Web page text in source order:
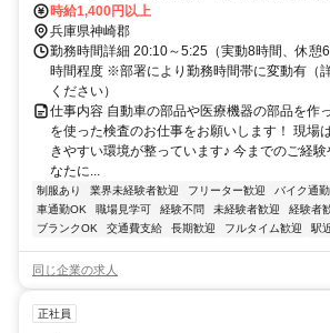
時給1,400円以上
兵庫県神崎郡
勤務時間詳細 20:10～5:25（実動8時間、休憩
時間程度 ※部署により勤務時間帯に変動有（
ください）
仕事内容 自動車の部品や医療機器の部品を作
を使った検査のお仕事をお願いします！ 現場
きやすい環境が整っています♪ 今までのご経
なたに...
制服あり 業界未経験者歓迎 フリーター歓迎 バイク通
車通勤OK
職場見学可 経験不問 未経験者歓迎 経験者
ブランクOK
交通費支給 長期歓迎 フルタイム歓迎 駅
同じ企業の求人
正社員